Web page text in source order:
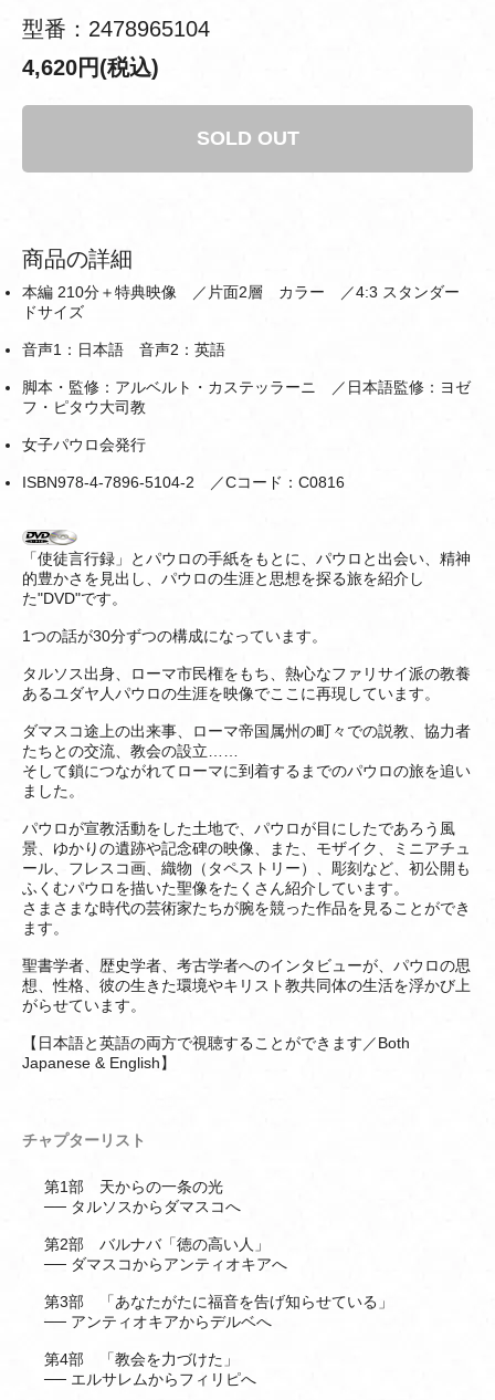
型番：2478965104
4,620円(税込)
SOLD OUT
商品の詳細
本編 210分＋特典映像 ／片面2層 カラー ／4:3 スタンダー
ドサイズ
音声1：日本語 音声2：英語
脚本・監修：アルベルト・カステッラーニ ／日本語監修：ヨゼ
フ・ピタウ大司教
女子パウロ会発行
ISBN978-4-7896-5104-2 ／Cコード：C0816
「使徒言行録」とパウロの手紙をもとに、パウロと出会い、精神
的豊かさを見出し、パウロの生涯と思想を探る旅を紹介し
た"DVD"です。
1つの話が30分ずつの構成になっています。
タルソス出身、ローマ市民権をもち、熱心なファリサイ派の教養
あるユダヤ人パウロの生涯を映像でここに再現しています。
ダマスコ途上の出来事、ローマ帝国属州の町々での説教、協力者
たちとの交流、教会の設立……
そして鎖につながれてローマに到着するまでのパウロの旅を追い
ました。
パウロが宣教活動をした土地で、パウロが目にしたであろう風
景、ゆかりの遺跡や記念碑の映像、また、モザイク、ミニアチュ
ール、フレスコ画、織物（タペストリー）、彫刻など、初公開も
ふくむパウロを描いた聖像をたくさん紹介しています。
さまさまな時代の芸術家たちが腕を競った作品を見ることができ
ます。
聖書学者、歴史学者、考古学者へのインタビューが、パウロの思
想、性格、彼の生きた環境やキリスト教共同体の生活を浮かび上
がらせています。
【日本語と英語の両方で視聴することができます／Both
Japanese & English】
チャプターリスト
第1部 天からの一条の光
── タルソスからダマスコへ
第2部 バルナバ「徳の高い人」
── ダマスコからアンティオキアへ
第3部 「あなたがたに福音を告げ知らせている」
── アンティオキアからデルベへ
第4部 「教会を力づけた」
── エルサレムからフィリピへ